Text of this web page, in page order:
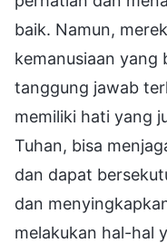
baik. Namun,
kemanusiaan yang
tanggung jawab
memiliki hati yang
Tuhan, bisa
dan dapat
dan
melakukan hal-hal